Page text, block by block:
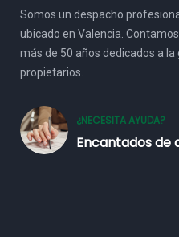
Somos un despacho
ubicado en Valencia.
más de 50 años dedicados a
propietarios.
¿NECESITA AYUDA?
Encantados de